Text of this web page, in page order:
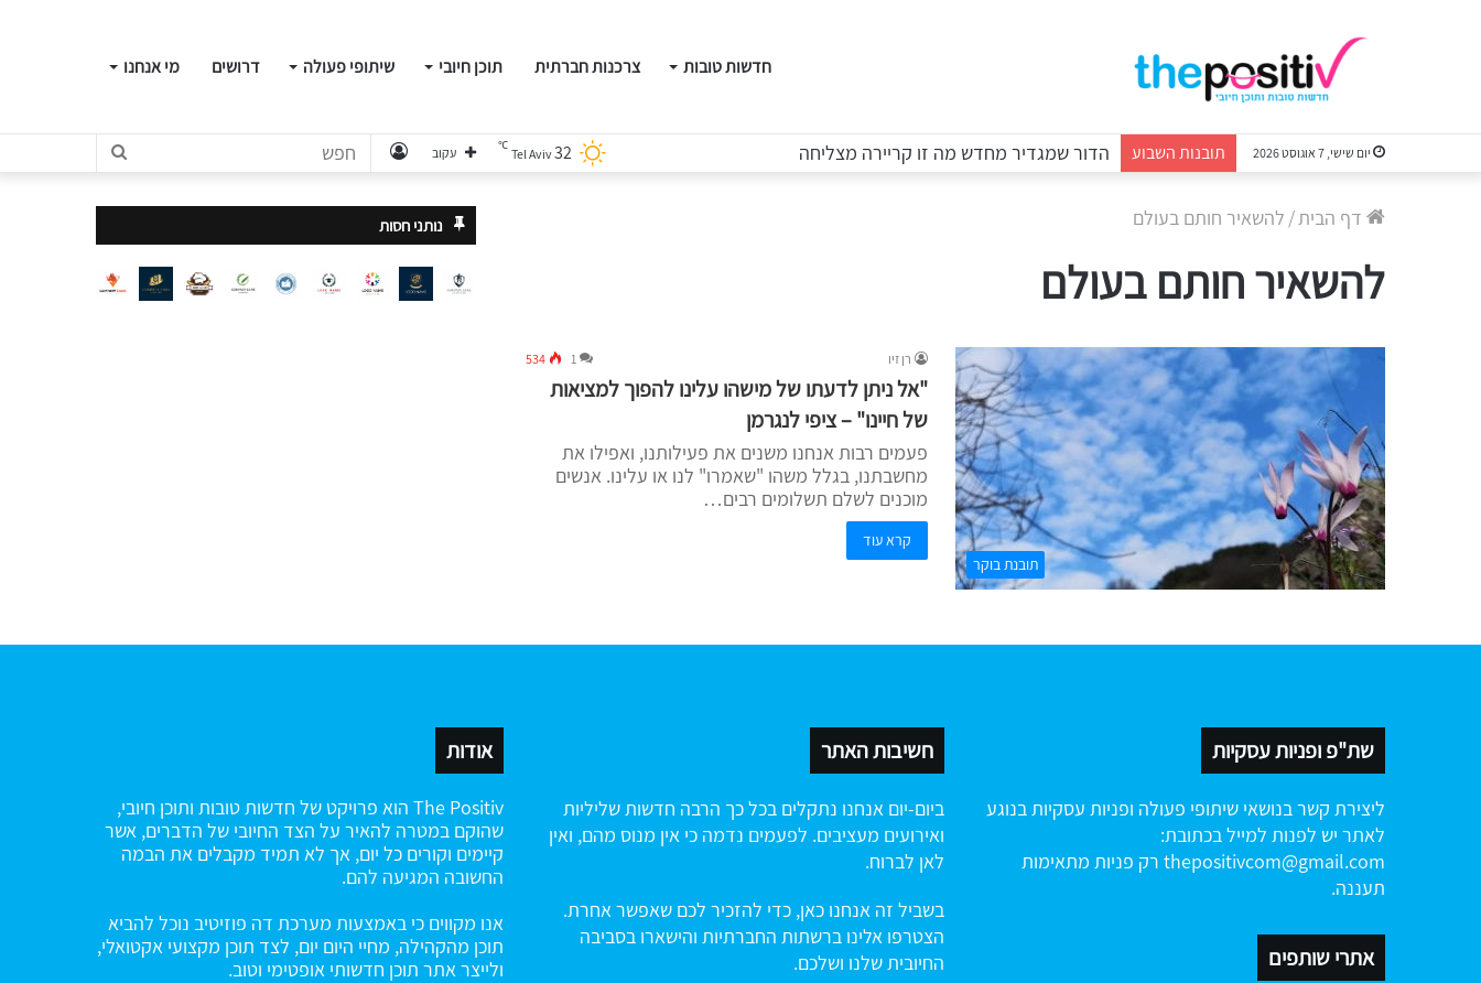
חדשות טובות צרכנות חברתית תוכן חיובי שיתופי פעולה דרושים מי אנחנו
יום שישי, 7 אוגוסט 2026 תובנות השבוע הדור שמגדיר מחדש מה זו קריירה מצליחה חפש התחבר עקוב Tel Aviv32
℃
דף הבית/ להשאיר חותם בעולם
להשאיר חותם בעולם
תובנת בוקר
רן זיו 1
534
"אל ניתן לדעתו של מישהו עלינו להפוך למציאות
של חיינו" – ציפי לנגרמן
פעמים רבות אנחנו משנים את פעילותנו, ואפילו את
מחשבתנו, בגלל משהו "שאמרו" לנו או עלינו. אנשים
מוכנים לשלם תשלומים רבים…
קרא עוד
נותני חסות
שת"פ ופניות עסקיות
ליצירת קשר בנושאי שיתופי פעולה ופניות עסקיות בנוגע
לאתר יש לפנות למייל בכתובת:
thepositivcom@gmail.com רק פניות מתאימות
תעננה.
אתרי שותפים
חשיבות האתר
ביום-יום אנחנו נתקלים בכל כך הרבה חדשות שליליות
ואירועים מעציבים. לפעמים נדמה כי אין מנוס מהם, ואין
לאן לברוח.
בשביל זה אנחנו כאן, כדי להזכיר לכם שאפשר אחרת.
הצטרפו אלינו ברשתות החברתיות והישארו בסביבה
החיובית שלנו ושלכם.
אודות
The Positiv הוא פרויקט של חדשות טובות ותוכן חיובי,
שהוקם במטרה להאיר על הצד החיובי של הדברים, אשר
קיימים וקורים כל יום, אך לא תמיד מקבלים את הבמה
החשובה המגיעה להם.
אנו מקווים כי באמצעות מערכת דה פוזיטיב נוכל להביא
תוכן מהקהילה, מחיי היום יום, לצד תוכן מקצועי אקטואלי,
ולייצר אתר תוכן חדשותי אופטימי וטוב.